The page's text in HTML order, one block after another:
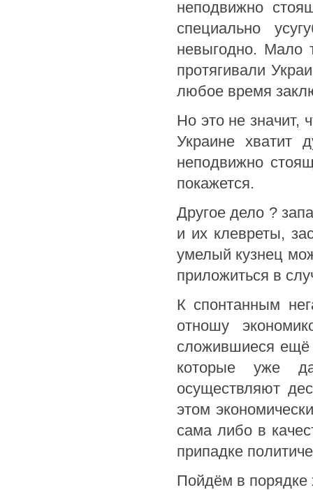
неподвижно
специально
невыгодно. Мало
протягивали
любое время
Но это не
Украине хватит
неподвижно
покажется.
Другое дело ?
и их клевреты,
умелый кузнец
приложиться в
К спонтанным
отношу
сложившиеся
которые уже
осуществляют
этом
сама либо в
припадке
Пойдём в порядке